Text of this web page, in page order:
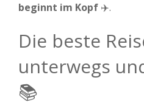
beginnt im Kopf ✈️.
Die beste
unterwegs
📚